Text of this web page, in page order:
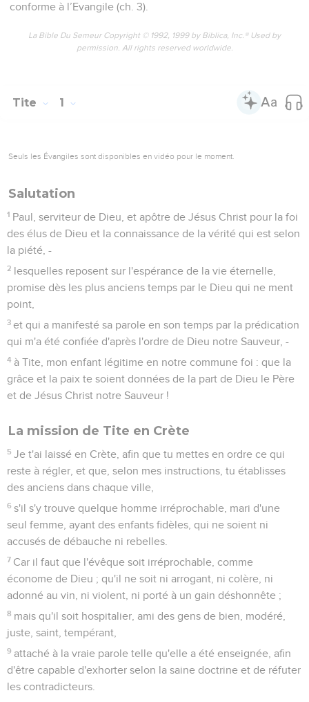
conforme à l’Evangile (ch. 3).
La Bible Du Semeur Copyright © 1992, 1999 by Biblica, Inc.® Used by
permission. All rights reserved worldwide.
Tite 1
Seuls les Évangiles sont disponibles en vidéo pour le moment.
Salutation
1 Paul, serviteur de Dieu, et apôtre de Jésus Christ pour la foi
des élus de Dieu et la connaissance de la vérité qui est selon
la piété, -
2 lesquelles reposent sur l'espérance de la vie éternelle,
promise dès les plus anciens temps par le Dieu qui ne ment
point,
3 et qui a manifesté sa parole en son temps par la prédication
qui m'a été confiée d'après l'ordre de Dieu notre Sauveur, -
4 à Tite, mon enfant légitime en notre commune foi : que la
grâce et la paix te soient données de la part de Dieu le Père
et de Jésus Christ notre Sauveur !
La mission de Tite en Crète
5 Je t'ai laissé en Crète, afin que tu mettes en ordre ce qui
reste à régler, et que, selon mes instructions, tu établisses
des anciens dans chaque ville,
6 s'il s'y trouve quelque homme irréprochable, mari d'une
seul femme, ayant des enfants fidèles, qui ne soient ni
accusés de débauche ni rebelles.
7 Car il faut que l'évêque soit irréprochable, comme
économe de Dieu ; qu'il ne soit ni arrogant, ni colère, ni
adonné au vin, ni violent, ni porté à un gain déshonnête ;
8 mais qu'il soit hospitalier, ami des gens de bien, modéré,
juste, saint, tempérant,
9 attaché à la vraie parole telle qu'elle a été enseignée, afin
d'être capable d'exhorter selon la saine doctrine et de réfuter
les contradicteurs.